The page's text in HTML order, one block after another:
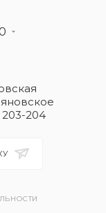
203-204